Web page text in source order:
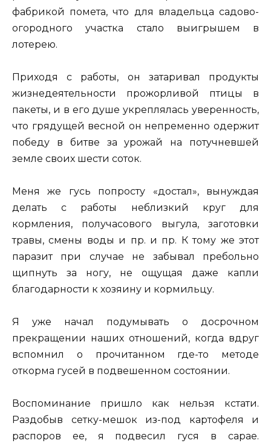
фабрикой помета, что для владельца садово-
огородного участка стало выигрышем в
лотерею.
Приходя с работы, он затаривал продукты
жизнедеятельности прожорливой птицы в
пакеты, и в его душе укреплялась уверенность,
что грядущей весной он непременно одержит
победу в битве за урожай на потучневшей
земле своих шести соток.
Меня же гусь попросту «достал», вынуждая
делать с работы неблизкий круг для
кормления, получасового выгула, заготовки
травы, смены воды и пр. и пр. К тому же этот
паразит при случае не забывал пребольно
щипнуть за ногу, не ощущая даже капли
благодарности к хозяину и кормильцу.
Я уже начал подумывать о досрочном
прекращении наших отношений, когда вдруг
вспомнил о прочитанном где-то методе
откорма гусей в подвешенном состоянии.
Воспоминание пришло как нельзя кстати.
Раздобыв сетку-мешок из-под картофеля и
распоров ее, я подвесил гуся в сарае.